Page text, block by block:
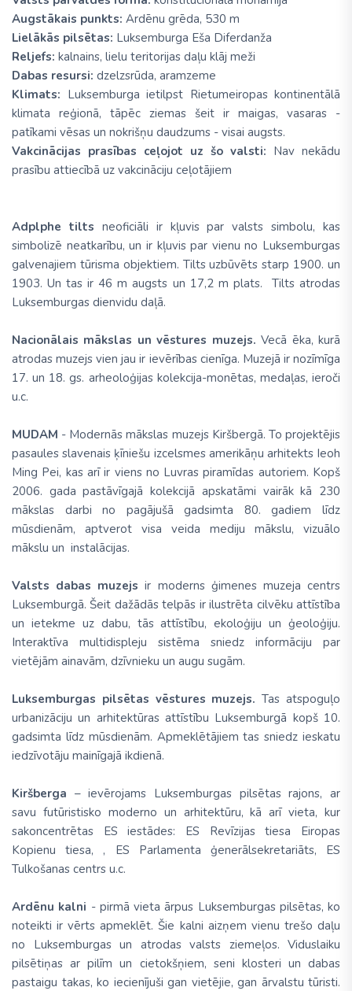
Augstākais punkts: Ardēnu grēda, 530 m
Lielākās pilsētas: Luksemburga Eša Diferdanža
Reljefs: kalnains, lielu teritorijas daļu klāj meži
Dabas resursi: dzelzsrūda, aramzeme
Klimats: Luksemburga ietilpst Rietumeiropas kontinentālā
klimata reģionā, tāpēc ziemas šeit ir maigas, vasaras -
patīkami vēsas un nokrišņu daudzums - visai augsts.
Vakcinācijas prasības ceļojot uz šo valsti: Nav nekādu
prasību attiecībā uz vakcināciju ceļotājiem
Adplphe tilts neoficiāli ir kļuvis par valsts simbolu, kas
simbolizē neatkarību, un ir kļuvis par vienu no Luksemburgas
galvenajiem tūrisma objektiem. Tilts uzbūvēts starp 1900. un
1903. Un tas ir 46 m augsts un 17,2 m plats. Tilts atrodas
Luksemburgas dienvidu daļā.
Nacionālais mākslas un vēstures muzejs.Vecā ēka, kurā
atrodas muzejs vien jau ir ievērības cienīga. Muzejā ir nozīmīga
17. un 18. gs. arheoloģijas kolekcija-monētas, medaļas, ieroči
u.c.
MUDAM - Modernās mākslas muzejs Kiršbergā. To projektējis
pasaules slavenais ķīniešu izcelsmes amerikāņu arhitekts Ieoh
Ming Pei, kas arī ir viens no Luvras piramīdas autoriem. Kopš
2006. gada pastāvīgajā kolekcijā apskatāmi vairāk kā 230
mākslas darbi no pagājušā gadsimta 80. gadiem līdz
mūsdienām, aptverot visa veida mediju mākslu, vizuālo
mākslu un instalācijas.
Valsts dabas muzejsir moderns ģimenes muzeja centrs
Luksemburgā. Šeit dažādās telpās ir ilustrēta cilvēku attīstība
un ietekme uz dabu, tās attīstību, ekoloģiju un ģeoloģiju.
Interaktīva multidispleju sistēma sniedz informāciju par
vietējām ainavām, dzīvnieku un augu sugām.
Luksemburgas pilsētas vēstures muzejs.Tas atspoguļo
urbanizāciju un arhitektūras attīstību Luksemburgā kopš 10.
gadsimta līdz mūsdienām. Apmeklētājiem tas sniedz ieskatu
iedzīvotāju mainīgajā ikdienā.
Kiršberga – ievērojams Luksemburgas pilsētas rajons, ar
savu futūristisko moderno un arhitektūru, kā arī vieta, kur
sakoncentrētas ES iestādes: ES Revīzijas tiesa Eiropas
Kopienu tiesa, , ES Parlamenta ģenerālsekretariāts, ES
Tulkošanas centrs u.c.
Ardēnu kalni - pirmā vieta ārpus Luksemburgas pilsētas, ko
noteikti ir vērts apmeklēt. Šie kalni aizņem vienu trešo daļu
no Luksemburgas un atrodas valsts ziemeļos. Viduslaiku
pilsētiņas ar pilīm un cietokšņiem, seni klosteri un dabas
pastaigu takas, ko iecienījuši gan vietējie, gan ārvalstu tūristi.